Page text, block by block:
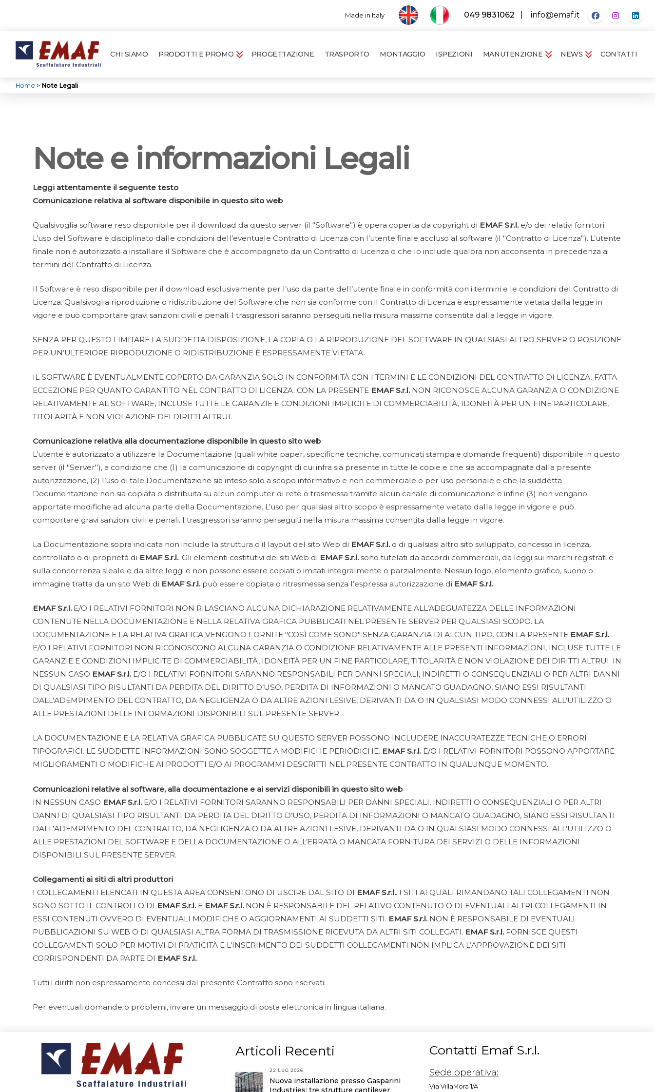
Made in Italy 049 9831062 info@emaf.it
CHI SIAMO PRODOTTI E PROMO PROGETTAZIONE TRASPORTO MONTAGGIO ISPEZIONI MANUTENZIONE NEWS CONTATTI
Home > Note Legali
Note e informazioni Legali
Leggi attentamente il seguente testo
Comunicazione relativa al software disponibile in questo sito web
Qualsivoglia software reso disponibile per il download da questo server (il "Software") è opera coperta da copyright di EMAF S.r.l. e/o dei relativi fornitori.
L’uso del Software è disciplinato dalle condizioni dell’eventuale Contratto di Licenza con l’utente finale accluso al software (il "Contratto di Licenza"). L’utente
finale non è autorizzato a installare il Software che è accompagnato da un Contratto di Licenza o che lo include qualora non acconsenta in precedenza ai
termini del Contratto di Licenza.
Il Software è reso disponibile per il download esclusivamente per l’uso da parte dell’utente finale in conformità con i termini e le condizioni del Contratto di
Licenza. Qualsivoglia riproduzione o ridistribuzione del Software che non sia conforme con il Contratto di Licenza è espressamente vietata dalla legge in
vigore e può comportare gravi sanzioni civili e penali. I trasgressori saranno perseguiti nella misura massima consentita dalla legge in vigore.
SENZA PER QUESTO LIMITARE LA SUDDETTA DISPOSIZIONE, LA COPIA O LA RIPRODUZIONE DEL SOFTWARE IN QUALSIASI ALTRO SERVER O POSIZIONE
PER UN’ULTERIORE RIPRODUZIONE O RIDISTRIBUZIONE È ESPRESSAMENTE VIETATA.
IL SOFTWARE È EVENTUALMENTE COPERTO DA GARANZIA SOLO IN CONFORMITÀ CON I TERMINI E LE CONDIZIONI DEL CONTRATTO DI LICENZA. FATTA
ECCEZIONE PER QUANTO GARANTITO NEL CONTRATTO DI LICENZA. CON LA PRESENTE EMAF S.r.l. NON RICONOSCE ALCUNA GARANZIA O CONDIZIONE
RELATIVAMENTE AL SOFTWARE, INCLUSE TUTTE LE GARANZIE E CONDIZIONI IMPLICITE DI COMMERCIABILITÀ, IDONEITÀ PER UN FINE PARTICOLARE,
TITOLARITÀ E NON VIOLAZIONE DEI DIRITTI ALTRUI.
Comunicazione relativa alla documentazione disponibile in questo sito web
L’utente è autorizzato a utilizzare la Documentazione (quali white paper, specifiche tecniche, comunicati stampa e domande frequenti) disponibile in questo
server (il "Server"), a condizione che (1) la comunicazione di copyright di cui infra sia presente in tutte le copie e che sia accompagnata dalla presente
autorizzazione, (2) l’uso di tale Documentazione sia inteso solo a scopo informativo e non commerciale o per uso personale e che la suddetta
Documentazione non sia copiata o distribuita su alcun computer di rete o trasmessa tramite alcun canale di comunicazione e infine (3) non vengano
apportate modifiche ad alcuna parte della Documentazione. L’uso per qualsiasi altro scopo è espressamente vietato dalla legge in vigore e può
comportare gravi sanzioni civili e penali. I trasgressori saranno perseguiti nella misura massima consentita dalla legge in vigore.
La Documentazione sopra indicata non include la struttura o il layout del sito Web di EMAF S.r.l. o di qualsiasi altro sito sviluppato, concesso in licenza,
controllato o di proprietà di EMAF S.r.l.. Gli elementi costitutivi dei siti Web di EMAF S.r.l. sono tutelati da accordi commerciali, da leggi sui marchi registrati e
sulla concorrenza sleale e da altre leggi e non possono essere copiati o imitati integralmente o parzialmente. Nessun logo, elemento grafico, suono o
immagine tratta da un sito Web di EMAF S.r.l. può essere copiata o ritrasmessa senza l’espressa autorizzazione di EMAF S.r.l..
EMAF S.r.l. E/O I RELATIVI FORNITORI NON RILASCIANO ALCUNA DICHIARAZIONE RELATIVAMENTE ALL’ADEGUATEZZA DELLE INFORMAZIONI
CONTENUTE NELLA DOCUMENTAZIONE E NELLA RELATIVA GRAFICA PUBBLICATI NEL PRESENTE SERVER PER QUALSIASI SCOPO. LA
DOCUMENTAZIONE E LA RELATIVA GRAFICA VENGONO FORNITE "COSÌ COME SONO" SENZA GARANZIA DI ALCUN TIPO. CON LA PRESENTE EMAF S.r.l.
E/O I RELATIVI FORNITORI NON RICONOSCONO ALCUNA GARANZIA O CONDIZIONE RELATIVAMENTE ALLE PRESENTI INFORMAZIONI, INCLUSE TUTTE LE
GARANZIE E CONDIZIONI IMPLICITE DI COMMERCIABILITÀ, IDONEITÀ PER UN FINE PARTICOLARE, TITOLARITÀ E NON VIOLAZIONE DEI DIRITTI ALTRUI. IN
NESSUN CASO EMAF S.r.l. E/O I RELATIVI FORNITORI SARANNO RESPONSABILI PER DANNI SPECIALI, INDIRETTI O CONSEQUENZIALI O PER ALTRI DANNI
DI QUALSIASI TIPO RISULTANTI DA PERDITA DEL DIRITTO D’USO, PERDITA DI INFORMAZIONI O MANCATO GUADAGNO, SIANO ESSI RISULTANTI
DALL’ADEMPIMENTO DEL CONTRATTO, DA NEGLIGENZA O DA ALTRE AZIONI LESIVE, DERIVANTI DA O IN QUALSIASI MODO CONNESSI ALL’UTILIZZO O
ALLE PRESTAZIONI DELLE INFORMAZIONI DISPONIBILI SUL PRESENTE SERVER.
LA DOCUMENTAZIONE E LA RELATIVA GRAFICA PUBBLICATE SU QUESTO SERVER POSSONO INCLUDERE INACCURATEZZE TECNICHE O ERRORI
TIPOGRAFICI. LE SUDDETTE INFORMAZIONI SONO SOGGETTE A MODIFICHE PERIODICHE. EMAF S.r.l. E/O I RELATIVI FORNITORI POSSONO APPORTARE
MIGLIORAMENTI O MODIFICHE AI PRODOTTI E/O AI PROGRAMMI DESCRITTI NEL PRESENTE CONTRATTO IN QUALUNQUE MOMENTO.
Comunicazioni relative al software, alla documentazione e ai servizi disponibili in questo sito web
IN NESSUN CASO EMAF S.r.l. E/O I RELATIVI FORNITORI SARANNO RESPONSABILI PER DANNI SPECIALI, INDIRETTI O CONSEQUENZIALI O PER ALTRI
DANNI DI QUALSIASI TIPO RISULTANTI DA PERDITA DEL DIRITTO D’USO, PERDITA DI INFORMAZIONI O MANCATO GUADAGNO, SIANO ESSI RISULTANTI
DALL’ADEMPIMENTO DEL CONTRATTO, DA NEGLIGENZA O DA ALTRE AZIONI LESIVE, DERIVANTI DA O IN QUALSIASI MODO CONNESSI ALL’UTILIZZO O
ALLE PRESTAZIONI DEL SOFTWARE E DELLA DOCUMENTAZIONE O ALL’ERRATA O MANCATA FORNITURA DEI SERVIZI O DELLE INFORMAZIONI
DISPONIBILI SUL PRESENTE SERVER.
Collegamenti ai siti di altri produttori
I COLLEGAMENTI ELENCATI IN QUESTA AREA CONSENTONO DI USCIRE DAL SITO DI EMAF S.r.l.. I SITI AI QUALI RIMANDANO TALI COLLEGAMENTI NON
SONO SOTTO IL CONTROLLO DI EMAF S.r.l. E EMAF S.r.l. NON È RESPONSABILE DEL RELATIVO CONTENUTO O DI EVENTUALI ALTRI COLLEGAMENTI IN
ESSI CONTENUTI OVVERO DI EVENTUALI MODIFICHE O AGGIORNAMENTI AI SUDDETTI SITI. EMAF S.r.l. NON È RESPONSABILE DI EVENTUALI
PUBBLICAZIONI SU WEB O DI QUALSIASI ALTRA FORMA DI TRASMISSIONE RICEVUTA DA ALTRI SITI COLLEGATI. EMAF S.r.l. FORNISCE QUESTI
COLLEGAMENTI SOLO PER MOTIVI DI PRATICITÀ E L’INSERIMENTO DEI SUDDETTI COLLEGAMENTI NON IMPLICA L’APPROVAZIONE DEI SITI
CORRISPONDENTI DA PARTE DI EMAF S.r.l..
Tutti i diritti non espressamente concessi dal presente Contratto sono riservati.
Per eventuali domande o problemi, inviare un messaggio di posta elettronica in lingua italiana.
Articoli Recenti
22 LUG 2026
Nuova installazione presso Gasparini
Industries: tre strutture cantilever
Contatti Emaf S.r.l.
Sede operativa:
Via VillaMora 1/A